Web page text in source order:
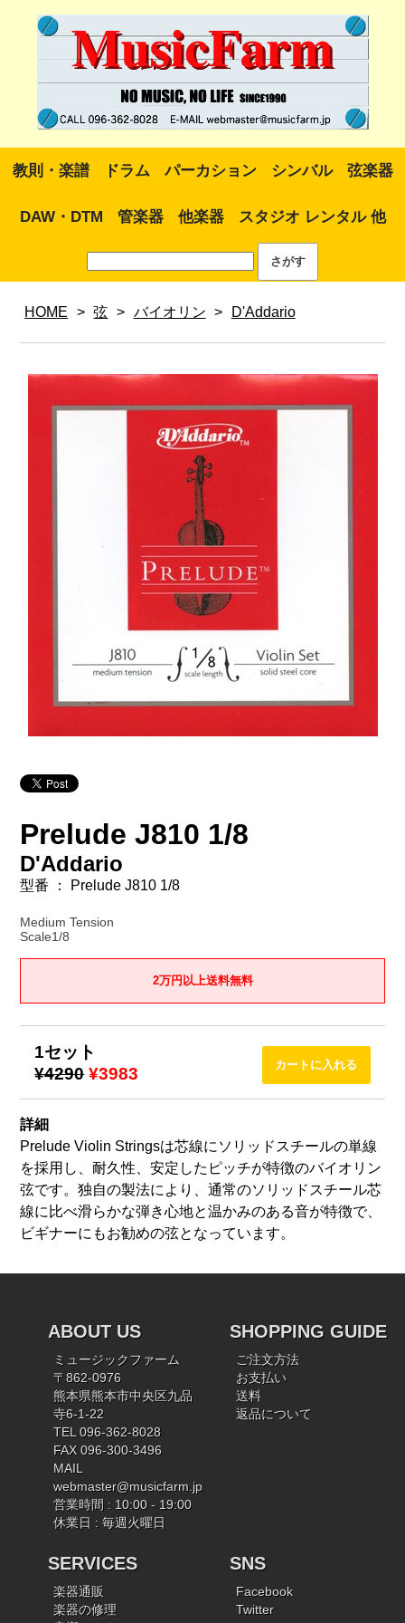
教則・楽譜 ドラム パーカション シンバル 弦楽器
DAW・DTM 管楽器 他楽器 スタジオ レンタル 他
HOME > 弦 > バイオリン > D'Addario
Prelude J810 1/8
D'Addario
型番 ： Prelude J810 1/8
Medium Tension
Scale1/8
2万円以上送料無料
1セット
¥4290 ¥3983
詳細
Prelude Violin Stringsは芯線にソリッドスチールの単線
を採用し、耐久性、安定したピッチが特徴のバイオリン
弦です。独自の製法により、通常のソリッドスチール芯
線に比べ滑らかな弾き心地と温かみのある音が特徴で、
ビギナーにもお勧めの弦となっています。
ABOUT US
ミュージックファーム
〒862-0976
熊本県熊本市中央区九品
寺6-1-22
TEL 096-362-8028
FAX 096-300-3496
MAIL
webmaster@musicfarm.jp
営業時間 : 10:00 - 19:00
休業日 : 毎週火曜日
SHOPPING GUIDE
ご注文方法
お支払い
送料
返品について
SERVICES
楽器通販
楽器の修理
SNS
Facebook
Twitter